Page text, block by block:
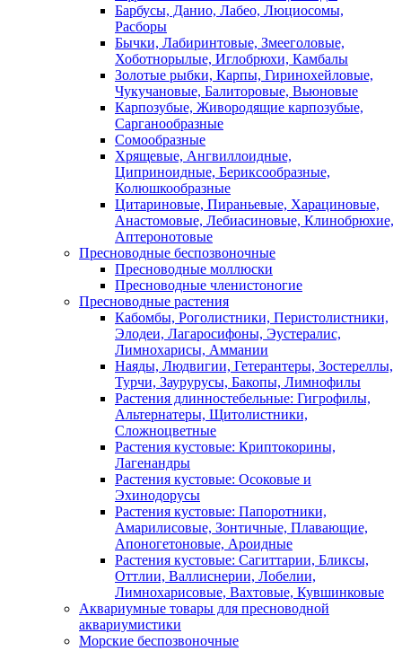
Барбусы, Данио, Лабео, Люциосомы,
Расборы
Бычки, Лабиринтовые, Змееголовые,
Хоботнорылые, Иглобрюхи, Камбалы
Золотые рыбки, Карпы, Гиринохейловые,
Чукучановые, Балиторовые, Вьюновые
Карпозубые, Живородящие карпозубые,
Сарганообразные
Сомообразные
Хрящевые, Ангвиллоидные,
Циприноидные, Бериксообразные,
Колюшкообразные
Цитариновые, Пираньевые, Харациновые,
Анастомовые, Лебиасиновые, Клинобрюхие,
Аптеронотовые
Пресноводные беспозвоночные
Пресноводные моллюски
Пресноводные членистоногие
Пресноводные растения
Кабомбы, Роголистники, Перистолистники,
Элодеи, Лагаросифоны, Эустералис,
Лимнохарисы, Аммании
Наяды, Людвигии, Гетерантеры, Зостереллы,
Турчи, Заурурусы, Бакопы, Лимнофилы
Растения длинностебельные: Гигрофилы,
Альтернатеры, Щитолистники,
Сложноцветные
Растения кустовые: Криптокорины,
Лагенандры
Растения кустовые: Осоковые и
Эхинодорусы
Растения кустовые: Папоротники,
Амарилисовые, Зонтичные, Плавающие,
Апоногетоновые, Ароидные
Растения кустовые: Сагиттарии, Бликсы,
Оттлии, Валлиснерии, Лобелии,
Лимнохарисовые, Вахтовые, Кувшинковые
Аквариумные товары для пресноводной
аквариумистики
Морские беспозвоночные